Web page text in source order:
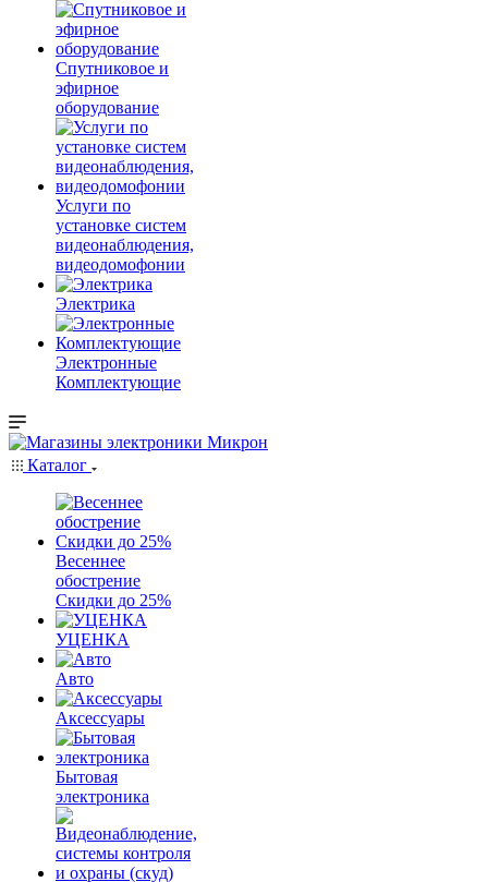
Спутниковое и
эфирное
оборудование
Услуги по
установке систем
видеонаблюдения,
видеодомофонии
Электрика
Электронные
Комплектующие
Каталог
Весеннее
обострение
Скидки до 25%
УЦЕНКА
Авто
Аксессуары
Бытовая
электроника